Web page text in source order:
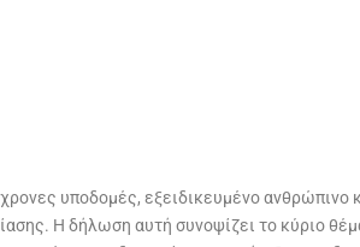
υποδομές, εξειδικευμένο ανθρώπινο
Η δήλωση αυτή συνοψίζει το κύριο